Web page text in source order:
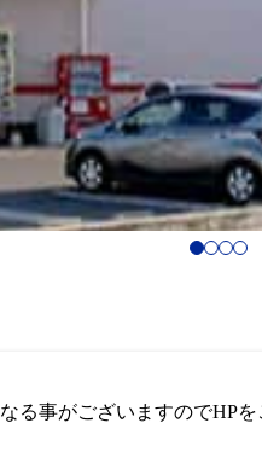
る事がございますのでHP